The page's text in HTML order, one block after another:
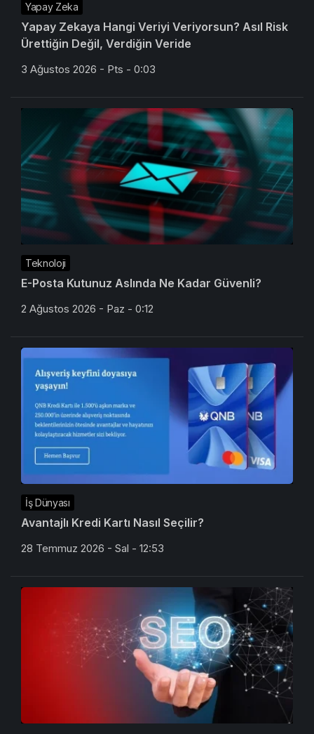
Yapay Zeka
Yapay Zekaya Hangi Veriyi Veriyorsun? Asıl Risk
Ürettiğin Değil, Verdiğin Veride
3 Ağustos 2026 - Pts - 0:03
Teknoloji
E-Posta Kutunuz Aslında Ne Kadar Güvenli?
2 Ağustos 2026 - Paz - 0:12
İş Dünyası
Avantajlı Kredi Kartı Nasıl Seçilir?
28 Temmuz 2026 - Sal - 12:53